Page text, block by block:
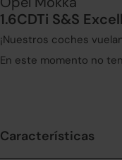
1.6CDTi S&S
¡Nuestros coches
En este momento no
Características